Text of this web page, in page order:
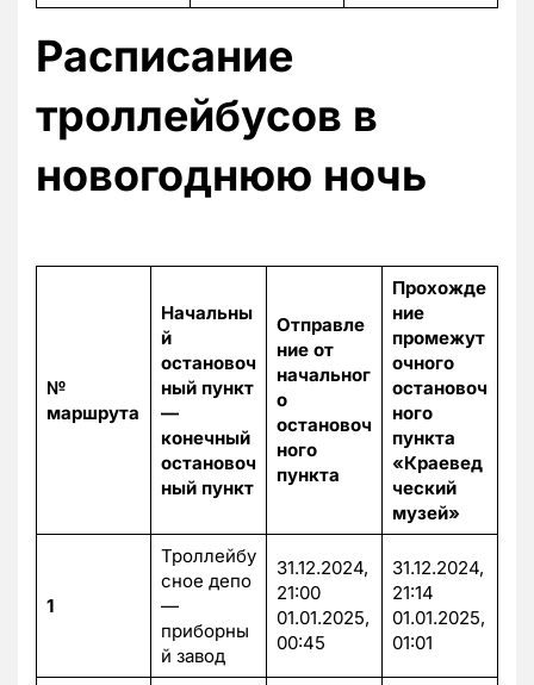
Расписание
троллейбусов в
новогоднюю ночь
№
маршрута
Начальны
й
остановоч
ный пункт
—
конечный
остановоч
ный пункт
Отправле
ние от
начальног
о
остановоч
ного
пункта
Прохожде
ние
промежут
очного
остановоч
ного
пункта
«Краевед
ческий
музей»
1
Троллейбу
сное депо
—
приборны
й завод
31.12.2024,
21:00
01.01.2025,
00:45
31.12.2024,
21:14
01.01.2025,
01:01